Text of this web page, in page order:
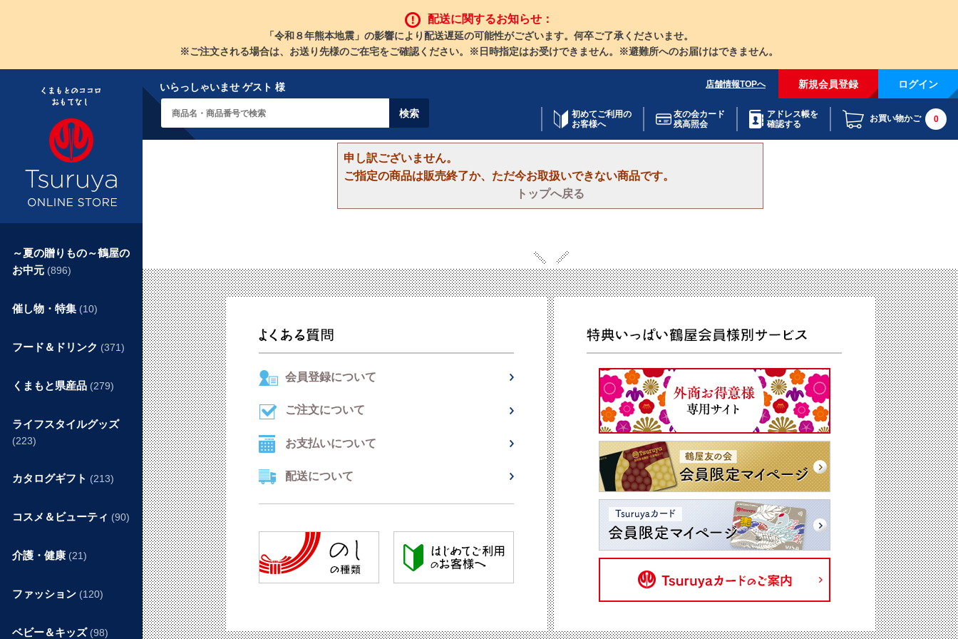
配送に関するお知らせ：
「令和８年熊本地震」の影響により配送遅延の可能性がございます。何卒ご了承くださいませ。
※ご注文される場合は、お送り先様のご在宅をご確認ください。※日時指定はお受けできません。※避難所へのお届けはできません。
いらっしゃいませ ゲスト 様 店舗情報TOPへ 新規会員登録 ログイン
初めてご利用の
お客様へ
友の会カード
残高照会
アドレス帳を
確認する
お買い物かご 0
申し訳ございません。
ご指定の商品は販売終了か、ただ今お取扱いできない商品です。
トップへ戻る
～夏の贈りもの～鶴屋の
お中元 (896)
催し物・特集 (10)
フード＆ドリンク (371)
くまもと県産品 (279)
ライフスタイルグッズ
(223)
カタログギフト (213)
コスメ＆ビューティ (90)
介護・健康 (21)
ファッション (120)
ベビー＆キッズ (98)
会員登録について
ご注文について
お支払いについて
配送について